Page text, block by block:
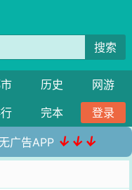
搜索
历史
网游
完本 登录
广告APP ↓↓↓